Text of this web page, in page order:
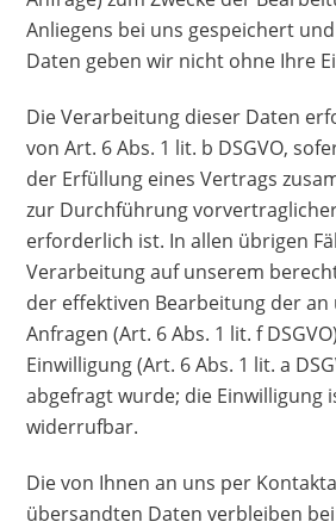
Anliegens bei uns gespeichert
Daten geben wir nicht ohne Ihre
Die Verarbeitung dieser Daten
von Art. 6 Abs. 1 lit. b DSGVO,
der Erfüllung eines Vertrags
zur Durchführung
erforderlich ist. In allen übrigen
Verarbeitung auf unserem
der effektiven Bearbeitung der
Anfragen (Art. 6 Abs. 1 lit. f
Einwilligung (Art. 6 Abs. 1 lit. a
abgefragt wurde; die Einwilligung
widerrufbar.
Die von Ihnen an uns per
übersandten Daten verbleiben